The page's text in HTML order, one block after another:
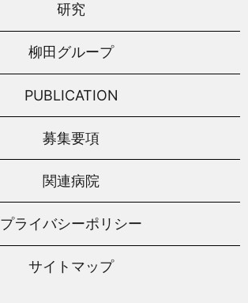
研究
柳田グループ
PUBLICATION
募集要項
関連病院
プライバシーポリシー
サイトマップ